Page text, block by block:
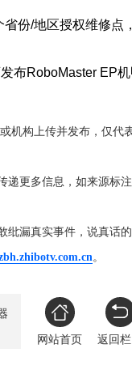
份/地区授权维修
机构上传并发布，仅
递更多信息，如来源标
纰漏真实事件，说真话
。
网站首页
返回